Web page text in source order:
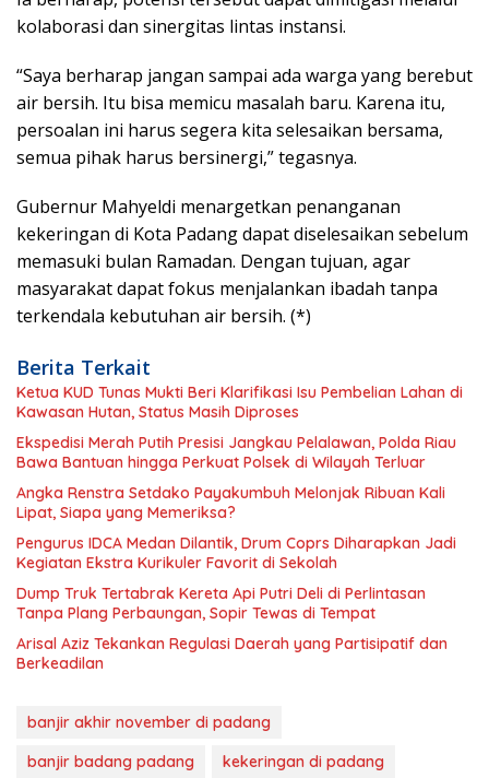
kolaborasi dan sinergitas lintas instansi.
“Saya berharap jangan sampai ada warga yang berebut
air bersih. Itu bisa memicu masalah baru. Karena itu,
persoalan ini harus segera kita selesaikan bersama,
semua pihak harus bersinergi,” tegasnya.
Gubernur Mahyeldi menargetkan penanganan
kekeringan di Kota Padang dapat diselesaikan sebelum
memasuki bulan Ramadan. Dengan tujuan, agar
masyarakat dapat fokus menjalankan ibadah tanpa
terkendala kebutuhan air bersih. (*)
Berita Terkait
Ketua KUD Tunas Mukti Beri Klarifikasi Isu Pembelian Lahan di
Kawasan Hutan, Status Masih Diproses
Ekspedisi Merah Putih Presisi Jangkau Pelalawan, Polda Riau
Bawa Bantuan hingga Perkuat Polsek di Wilayah Terluar
Angka Renstra Setdako Payakumbuh Melonjak Ribuan Kali
Lipat, Siapa yang Memeriksa?
Pengurus IDCA Medan Dilantik, Drum Coprs Diharapkan Jadi
Kegiatan Ekstra Kurikuler Favorit di Sekolah
Dump Truk Tertabrak Kereta Api Putri Deli di Perlintasan
Tanpa Plang Perbaungan, Sopir Tewas di Tempat
Arisal Aziz Tekankan Regulasi Daerah yang Partisipatif dan
Berkeadilan
banjir akhir november di padang
banjir badang padang
kekeringan di padang